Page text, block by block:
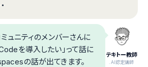
テキトー教師
.AI認定講師
ュニティのメンバーさんに
を導入したい」って話に
の話が出てきます。